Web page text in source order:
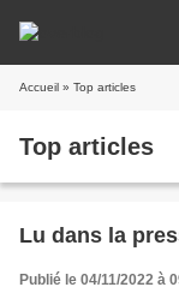
Accueil » Top articles
Top articles
Lu dans la
Publié le 04/11/2022 à